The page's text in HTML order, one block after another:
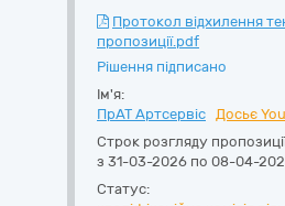
Протокол відхилення
пропозиції.pdf
Рішення підписано
Ім'я:
ПрАТ Артсервіс Досьє
Строк розгляду
з 31-03-2026 по 08-04-
Статус: